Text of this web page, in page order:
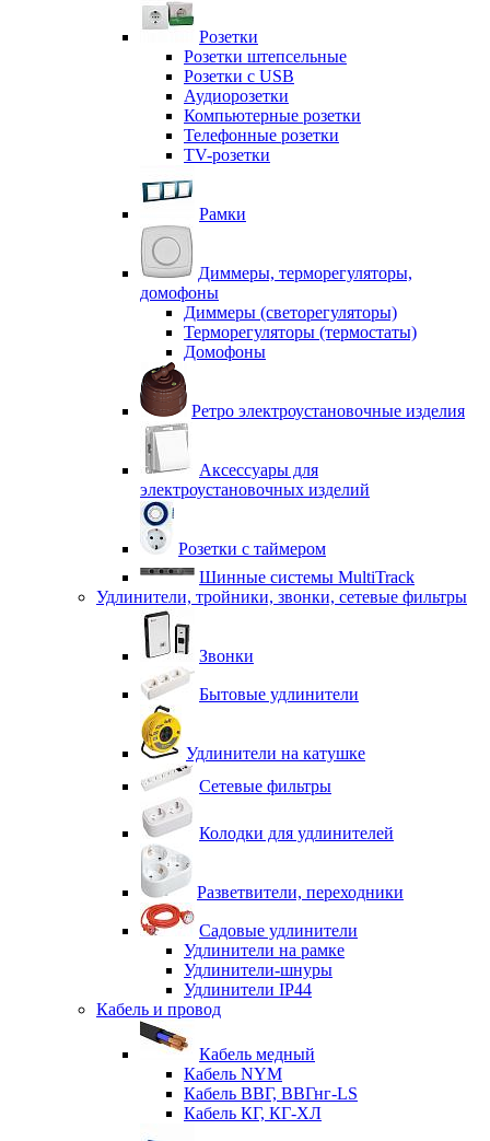
Розетки
Розетки штепсельные
Розетки с USB
Аудиорозетки
Компьютерные розетки
Телефонные розетки
TV-розетки
Рамки
Диммеры, терморегуляторы,
домофоны
Диммеры (светорегуляторы)
Терморегуляторы (термостаты)
Домофоны
Ретро электроустановочные изделия
Аксессуары для
электроустановочных изделий
Розетки с таймером
Шинные системы MultiTrack
Удлинители, тройники, звонки, сетевые фильтры
Звонки
Бытовые удлинители
Удлинители на катушке
Сетевые фильтры
Колодки для удлинителей
Разветвители, переходники
Садовые удлинители
Удлинители на рамке
Удлинители-шнуры
Удлинители IP44
Кабель и провод
Кабель медный
Кабель NYM
Кабель ВВГ, ВВГнг-LS
Кабель КГ, КГ-ХЛ